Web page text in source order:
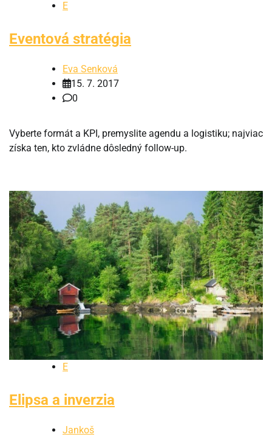
E
Eventová stratégia
Eva Senková
15. 7. 2017
0
Vyberte formát a KPI, premyslite agendu a logistiku; najviac
získa ten, kto zvládne dôsledný follow-up.
E
Elipsa a inverzia
Jankoš